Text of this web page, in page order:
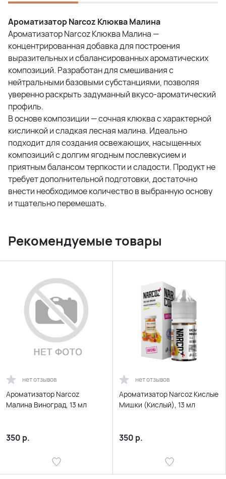
Ароматизатор Narcoz Клюква Малина
Ароматизатор Narcoz Клюква Малина —
концентрированная добавка для построения
выразительных и сбалансированных ароматических
композиций. Разработан для смешивания с
нейтральными базовыми субстанциями, позволяя
уверенно раскрыть задуманный вкусо-ароматический
профиль.
В основе композиции — сочная клюква с характерной
кислинкой и сладкая лесная малина. Идеально
подходит для создания освежающих, насыщенных
композиций с долгим ягодным послевкусием и
приятным балансом терпкости и сладости. Продукт не
требует дополнительной подготовки, достаточно
внести необходимое количество в выбранную основу
и тщательно перемешать.
Рекомендуемые товары
нет отзывов
Ароматизатор Narcoz
Малина Виноград, 13 мл
350 р.
нет отзывов
Ароматизатор Narcoz Кислые
Мишки (Кислый), 13 мл
350 р.